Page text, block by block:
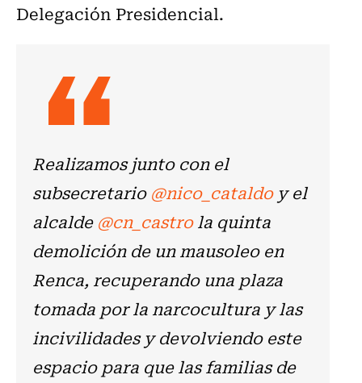
Delegación Presidencial.
Realizamos junto con el
subsecretario@nico_cataldoy el
alcalde@cn_castrola quinta
demolición de un mausoleo en
Renca, recuperando una plaza
tomada por la narcocultura y las
incivilidades y devolviendo este
espacio para que las familias de